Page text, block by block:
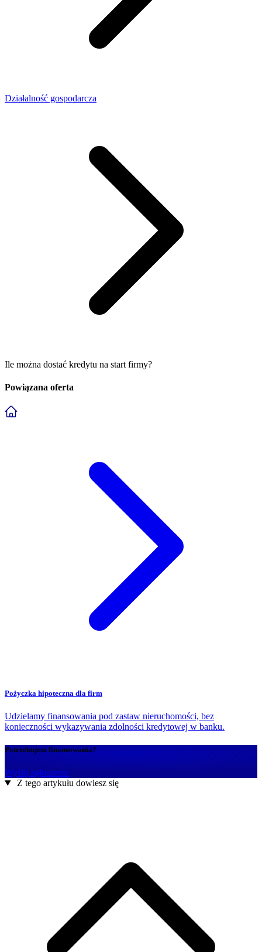
Działalność gospodarcza
Ile można dostać kredytu na start firmy?
Powiązana oferta
Pożyczka hipoteczna dla firm
Udzielamy finansowania pod zastaw nieruchomości, bez
konieczności wykazywania zdolności kredytowej w banku.
Potrzebujesz finansowania?
Wyślij zgłoszenie
Z tego artykułu dowiesz się